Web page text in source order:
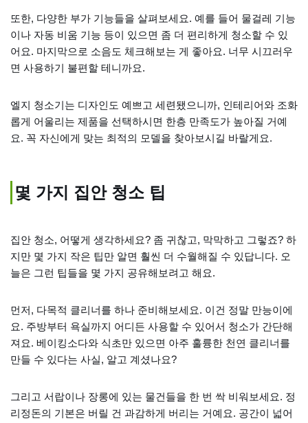
또한, 다양한 부가 기능들을 살펴보세요. 예를 들어 물걸레 기능
이나 자동 비움 기능 등이 있으면 좀 더 편리하게 청소할 수 있
어요. 마지막으로 소음도 체크해보는 게 좋아요. 너무 시끄러우
면 사용하기 불편할 테니까요.
엘지 청소기는 디자인도 예쁘고 세련됐으니까, 인테리어와 조화
롭게 어울리는 제품을 선택하시면 한층 만족도가 높아질 거예
요. 꼭 자신에게 맞는 최적의 모델을 찾아보시길 바랄게요.
몇 가지 집안 청소 팁
집안 청소, 어떻게 생각하세요? 좀 귀찮고, 막막하고 그렇죠? 하
지만 몇 가지 작은 팁만 알면 훨씬 더 수월해질 수 있답니다. 오
늘은 그런 팁들을 몇 가지 공유해보려고 해요.
먼저, 다목적 클리너를 하나 준비해보세요. 이건 정말 만능이에
요. 주방부터 욕실까지 어디든 사용할 수 있어서 청소가 간단해
져요. 베이킹소다와 식초만 있으면 아주 훌륭한 천연 클리너를
만들 수 있다는 사실, 알고 계셨나요?
그리고 서랍이나 장롱에 있는 물건들을 한 번 싹 비워보세요. 정
리정돈의 기본은 버릴 건 과감하게 버리는 거예요. 공간이 넓어